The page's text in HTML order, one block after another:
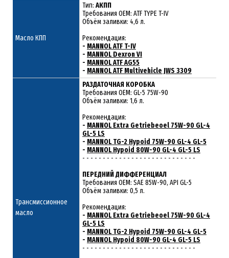
Масло КПП
Тип: АКПП
Требования OEM: ATF TYPE T-IV
Объём заливки: 4,6 л.
Рекомендация:
- MANNOL ATF T-IV
- MANNOL Dexron VI
- MANNOL ATF AG55
- MANNOL ATF Multivehicle JWS 3309
Трансмиссионное
масло
РАЗДАТОЧНАЯ КОРОБКА
Требования ОЕМ: GL-5 75W-90
Объём заливки: 1,6 л.
Рекомендация:
- MANNOL Extra Getriebeoel 75W-90 GL-4
GL-5 LS
- MANNOL TG-2 Hypoid 75W-90 GL-4 GL-5
- MANNOL Hypoid 80W-90 GL-4 GL-5 LS
- - - - - - - - - - - - - - - - - - - - - - - - - - - -
ПЕРЕДНИЙ ДИФФЕРЕНЦИАЛ
Требования ОЕМ: SAE 85W-90, API GL-5
Объём заливки: 0,5 л.
Рекомендация:
- MANNOL Extra Getriebeoel 75W-90 GL-4
GL-5 LS
- MANNOL TG-2 Hypoid 75W-90 GL-4 GL-5
- MANNOL Hypoid 80W-90 GL-4 GL-5 LS
- - - - - - - - - - - - - - - - - - - - - - - - - - - -